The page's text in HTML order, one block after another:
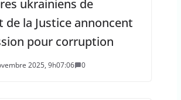
ukrainiens de
de la Justice annoncent
pour corruption
2025, 9h07:06 0